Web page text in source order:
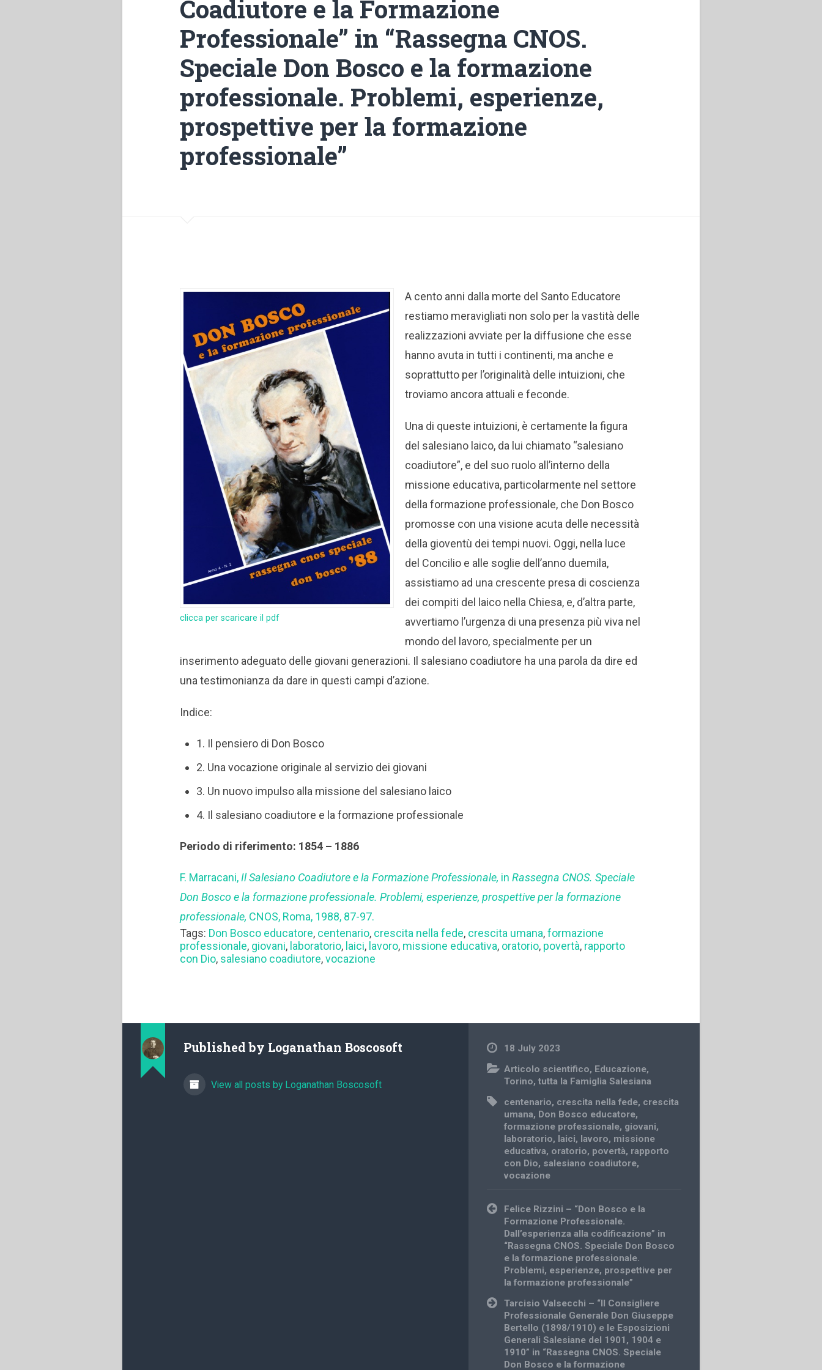
Coadiutore e la Formazione
Professionale” in “Rassegna CNOS.
Speciale Don Bosco e la formazione
professionale. Problemi, esperienze,
prospettive per la formazione
professionale”
clicca per scaricare il pdf
A cento anni dalla morte del Santo Educatore
restiamo meravigliati non solo per la vastità delle
realizzazioni avviate per la diffusione che esse
hanno avuta in tutti i continenti, ma anche e
soprattutto per l’originalità delle intuizioni, che
troviamo ancora attuali e feconde.
Una di queste intuizioni, è certamente la figura
del salesiano laico, da lui chiamato “salesiano
coadiutore”, e del suo ruolo all’interno della
missione educativa, particolarmente nel settore
della formazione professionale, che Don Bosco
promosse con una visione acuta delle necessità
della gioventù dei tempi nuovi. Oggi, nella luce
del Concilio e alle soglie dell’anno duemila,
assistiamo ad una crescente presa di coscienza
dei compiti del laico nella Chiesa, e, d’altra parte,
avvertiamo l’urgenza di una presenza più viva nel
mondo del lavoro, specialmente per un
inserimento adeguato delle giovani generazioni. Il salesiano coadiutore ha una parola da dire ed
una testimonianza da dare in questi campi d’azione.
Indice:
1. Il pensiero di Don Bosco
2. Una vocazione originale al servizio dei giovani
3. Un nuovo impulso alla missione del salesiano laico
4. Il salesiano coadiutore e la formazione professionale
Periodo di riferimento: 1854 – 1886
F. Marracani,Il Salesiano Coadiutore e la Formazione Professionale, inRassegna CNOS. Speciale
Don Bosco e la formazione professionale. Problemi, esperienze, prospettive per la formazione
professionale, CNOS, Roma, 1988, 87-97.
Tags: Don Bosco educatore, centenario, crescita nella fede, crescita umana,formazione
professionale, giovani, laboratorio, laici, lavoro, missione educativa, oratorio, povertà, rapporto
con Dio, salesiano coadiutore,vocazione
Published by Loganathan Boscosoft
View all posts by Loganathan Boscosoft
18 July 2023
Articolo scientifico, Educazione,
Torino,tutta la Famiglia Salesiana
centenario, crescita nella fede, crescita
umana, Don Bosco educatore,
formazione professionale, giovani,
laboratorio, laici, lavoro, missione
educativa, oratorio, povertà, rapporto
con Dio, salesiano coadiutore,
vocazione
Post
navigation
Felice Rizzini – “Don Bosco e la
Formazione Professionale.
Dall’esperienza alla codificazione” in
“Rassegna CNOS. Speciale Don Bosco
e la formazione professionale.
Problemi, esperienze, prospettive per
la formazione professionale”
Tarcisio Valsecchi – “Il Consigliere
Professionale Generale Don Giuseppe
Bertello (1898/1910) e le Esposizioni
Generali Salesiane del 1901, 1904 e
1910” in “Rassegna CNOS. Speciale
Don Bosco e la formazione